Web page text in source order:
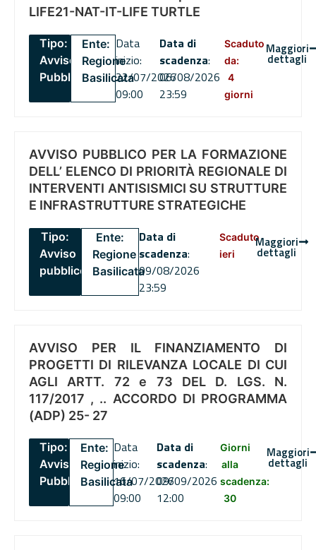
LIFE21-NAT-IT-LIFE TURTLE
Tipo:
Avviso
Pubblico
Ente:
Regione
Basilicata
Data
inizio:
22/07/2026
09:00
Data di
scadenza:
06/08/2026
23:59
Scaduto
da:
4
giorni
Maggiori
dettagli
AVVISO PUBBLICO PER LA FORMAZIONE
DELL’ ELENCO DI PRIORITÀ REGIONALE DI
INTERVENTI ANTISISMICI SU STRUTTURE
E INFRASTRUTTURE STRATEGICHE
Tipo:
Avviso
pubblico
Ente:
Regione
Basilicata
Data di
scadenza:
09/08/2026
23:59
Scaduto
ieri
Maggiori
dettagli
AVVISO PER IL FINANZIAMENTO DI
PROGETTI DI RILEVANZA LOCALE DI CUI
AGLI ARTT. 72 e 73 DEL D. LGS. N.
117/2017 , .. ACCORDO DI PROGRAMMA
(ADP) 25- 27
Tipo:
Avviso
Pubblico
Ente:
Regione
Basilicata
Data
inizio:
16/07/2026
09:00
Data di
scadenza:
09/09/2026
12:00
Giorni
alla
scadenza:
30
Maggiori
dettagli